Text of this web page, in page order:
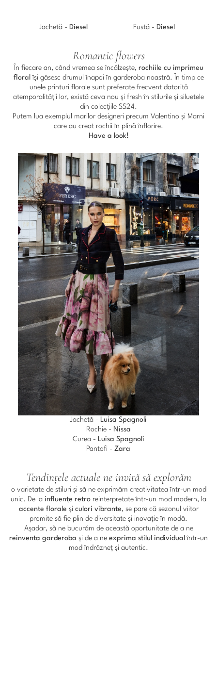
Jachetă - Diesel Fustă - Diesel
Romantic flowers
În fiecare an, când vremea se încălzește, rochiile cu imprimeu
floralîși găsesc drumul înapoi în garderoba noastră. În timp ce
unele printuri florale sunt preferate frecvent datorită
atemporalității lor, există ceva nou și fresh în stilurile și siluetele
din colecțiile SS24.
Putem lua exemplul marilor designeri precum Valentino și Marni
care au creat rochii în plină înflorire.
Have a look!
Jachetă - Luisa Spagnoli
Rochie - Nissa
Curea - Luisa Spagnoli
Pantofi -Zara
Tendințele actuale ne invită să explorăm
o varietate de stiluri și să ne exprimăm creativitatea într-un mod
unic. De la influențe retro reinterpretate într-un mod modern, la
accente florale și culori vibrante, se pare că sezonul viitor
promite să fie plin de diversitate și inovație în modă.
Așadar, să ne bucurăm de această oportunitate de a ne
reinventa garderoba și de a ne exprima stilul individual într-un
mod îndrăzneț și autentic.